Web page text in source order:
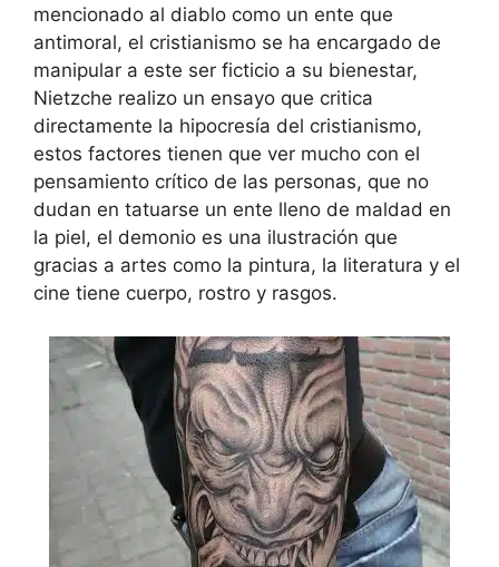
mencionado al diablo como un ente que
antimoral, el cristianismo se ha encargado de
manipular a este ser ficticio a su bienestar,
Nietzche realizo un ensayo que critica
directamente la hipocresía del cristianismo,
estos factores tienen que ver mucho con el
pensamiento crítico de las personas, que no
dudan en tatuarse un ente lleno de maldad en
la piel, el demonio es una ilustración que
gracias a artes como la pintura, la literatura y el
cine tiene cuerpo, rostro y rasgos.